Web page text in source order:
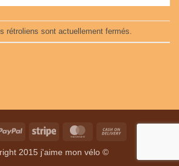
rétroliens sont actuellement fermés.
PayPal Stripe MasterCard
Delivery
2015 j'aime mon vélo ©